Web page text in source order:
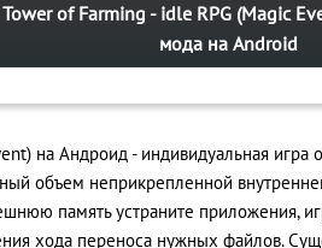
Tower of Farming - idle RPG (Magic
мода на Android
на Андроид - индивидуальная игра
объем неприкрепленной
память устраните приложения,
хода переноса нужных файлов.